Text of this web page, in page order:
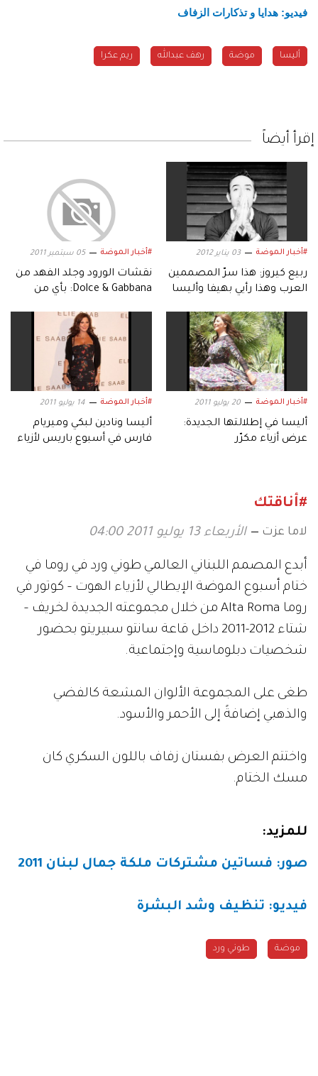
فيديو: هدايا و تذكارات الزفاف
أليسا موضة رهف عبدالله ريم عكرا
إقرأ أيضاً
#أخبار الموضة 03 يناير 2012
ربيع كيروز: هذا سرّ المصممين
العرب وهذا رأيي بهيفا وأليسا
#أخبار الموضة 05 سبتمبر 2011
نقشات الورود وجلد الفهد من
Dolce & Gabbana: بأي من
#أخبار الموضة 20 يوليو 2011
أليسا في إطلالتها الجديدة:
عرض أزياء مكرّر
#أخبار الموضة 14 يوليو 2011
أليسا ونادين لبكي وميريام
فارس في أسبوع باريس لأزياء
#أناقتك
لاما عزت الأربعاء 13 يوليو 2011 04:00
أبدع المصمم اللبناني العالمي طوني ورد في روما في
ختام أسبوع الموضة الإيطالي لأزياء الهوت – كوتور في
روما Alta Roma من خلال مجموعته الجديدة لخريف –
شتاء 2012-2011 داخل قاعة سانتو سبيريتو بحضور
شخصيات دبلوماسية وإجتماعية.
طغى على المجموعة الألوان المشعة كالفضي
والذهبي إضافةً إلى الأحمر والأسود.
واختتم العرض بفستان زفاف باللون السكري كان
مسك الختام.
للمزيد:
صور: فساتين مشتركات ملكة جمال لبنان 2011
فيديو: تنظيف وشد البشرة
موضة طوني ورد